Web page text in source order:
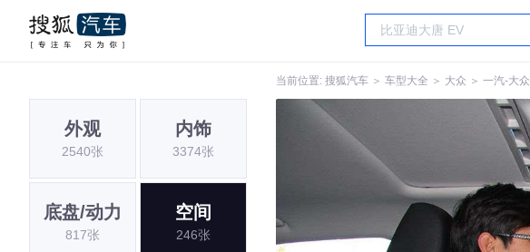
当前位置: 搜狐汽车 ＞ 车型大全 ＞ 大众 ＞ 一汽-大众
外观
2540张
内饰
3374张
底盘/动力
817张
空间
246张